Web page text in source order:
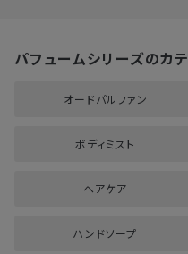
パフュームシリーズのカ
オードパルファン
ボディミスト
ヘアケア
ハンドソープ